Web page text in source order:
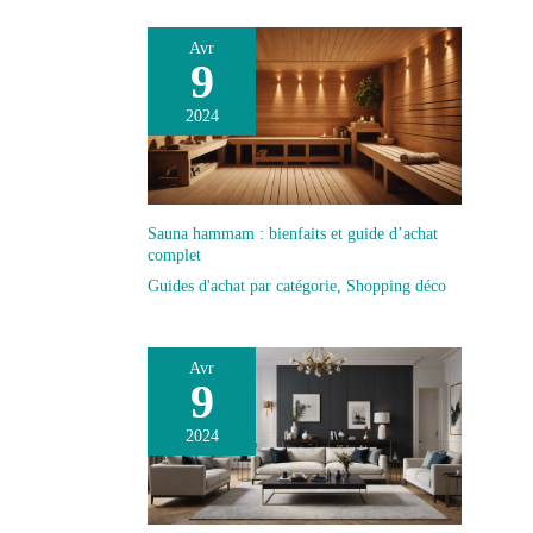
Avr
9
2024
Sauna hammam : bienfaits et guide d’achat
complet
Guides d'achat par catégorie Shopping déco
Avr
9
2024